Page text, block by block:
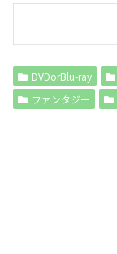
DVDorBlu-ray
ファンタジー